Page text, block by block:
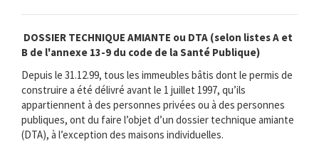
DOSSIER TECHNIQUE AMIANTE ou DTA (selon listes A et
B de l'annexe 13-9 du code de la Santé Publique)
Depuis le 31.12.99, tous les immeubles bâtis dont le permis de
construire a été délivré avant le 1 juillet 1997, qu’ils
appartiennent à des personnes privées ou à des personnes
publiques, ont du faire l’objet d’un dossier technique amiante
(DTA), à l’exception des maisons individuelles.